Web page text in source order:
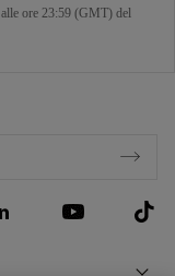
alle ore 23:59 (GMT) del